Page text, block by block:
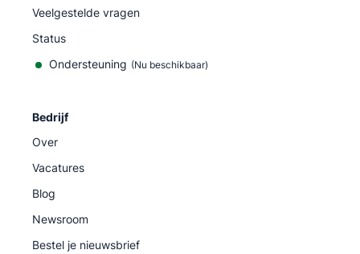
Veelgestelde vragen
Status
Ondersteuning (Nu beschikbaar)
Bedrijf
Over
Vacatures
Blog
Newsroom
Bestel je nieuwsbrief